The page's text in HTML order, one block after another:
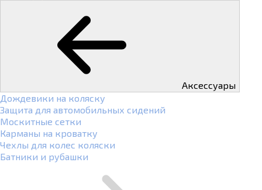
Аксессуары
Дождевики на коляску
Защита для автомобильных сидений
Москитные сетки
Карманы на кроватку
Чехлы для колес коляски
Батники и рубашки